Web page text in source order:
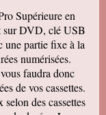
, je
de
commande,
et
de vous
Supérieure en
sur DVD, clé USB
une partie fixe à la
numérisées.
faudra donc
de vos cassettes.
des cassettes